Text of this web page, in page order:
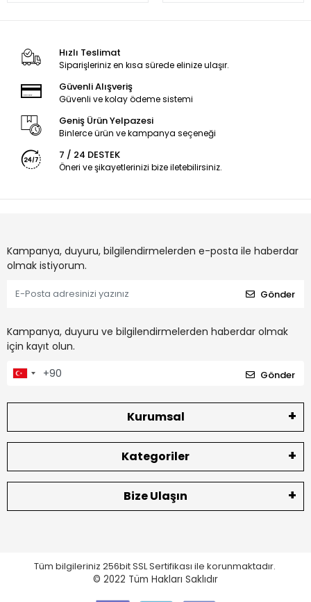
Hızlı Teslimat
Siparişleriniz en kısa sürede elinize ulaşır.
Güvenli Alışveriş
Güvenli ve kolay ödeme sistemi
Geniş Ürün Yelpazesi
Binlerce ürün ve kampanya seçeneği
7 / 24 DESTEK
Öneri ve şikayetlerinizi bize iletebilirsiniz.
Kampanya, duyuru, bilgilendirmelerden e-posta ile haberdar
olmak istiyorum.
Gönder
Kampanya, duyuru ve bilgilendirmelerden haberdar olmak
için kayıt olun.
Gönder
Kurumsal
Kategoriler
Bize Ulaşın
Tüm bilgileriniz 256bit SSL Sertifikası ile korunmaktadır.
© 2022 Tüm Hakları Saklıdır